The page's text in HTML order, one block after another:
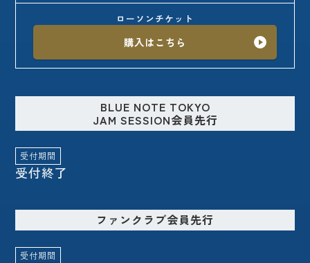
ローソンチケット
購入はこちら
BLUE NOTE TOKYO
JAM SESSION会員先行
受付期間
受付終了
ファンクラブ会員先行
受付期間